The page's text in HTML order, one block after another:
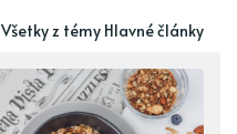
Všetky z témy Hlavné články